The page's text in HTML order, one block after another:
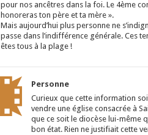
pour nos ancêtres dans la foi. Le 4ème
honoreras ton père et ta mère ».
Mais aujourd’hui plus personne ne
passe dans l’indifférence générale. Ces
êtes tous à la plage !
Personne
Curieux que cette information
vendre une église consacrée à
que ce soit le diocèse lui-même
bon état. Rien ne justifiait cette